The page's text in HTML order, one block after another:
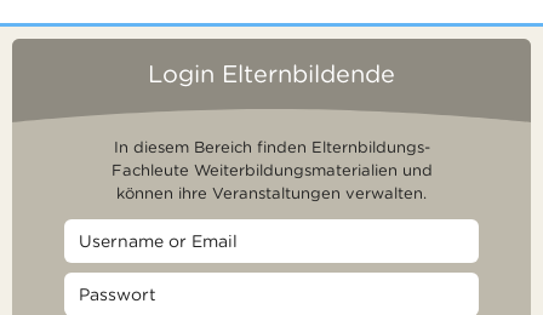
Login Elternbildende
In diesem Bereich finden Elternbildungs-
Fachleute Weiterbildungsmaterialien und
können ihre Veranstaltungen verwalten.